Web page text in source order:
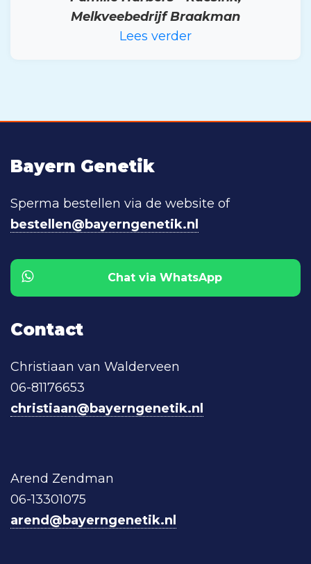
Melkveebedrijf Braakman
Lees verder
Bayern Genetik
Sperma bestellen via de website of
bestellen@bayerngenetik.nl
Chat via WhatsApp
Contact
Christiaan van Walderveen
06-81176653
christiaan@bayerngenetik.nl
Arend Zendman
06-13301075
arend@bayerngenetik.nl